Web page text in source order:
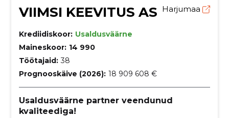
VIIMSI KEEVITUS AS Harjumaa
Krediidiskoor: Usaldusväärne
Maineskoor: 14 990
Töötajaid: 38
Prognooskäive (2026): 18 909 608 €
Usaldusväärne partner veendunud
kvaliteediga!